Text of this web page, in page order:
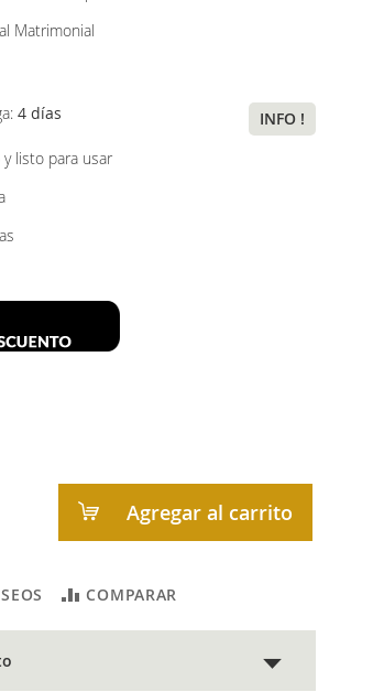
Matrimonial
4 días
INFO !
listo para usar
Agregar al carrito
COMPARAR